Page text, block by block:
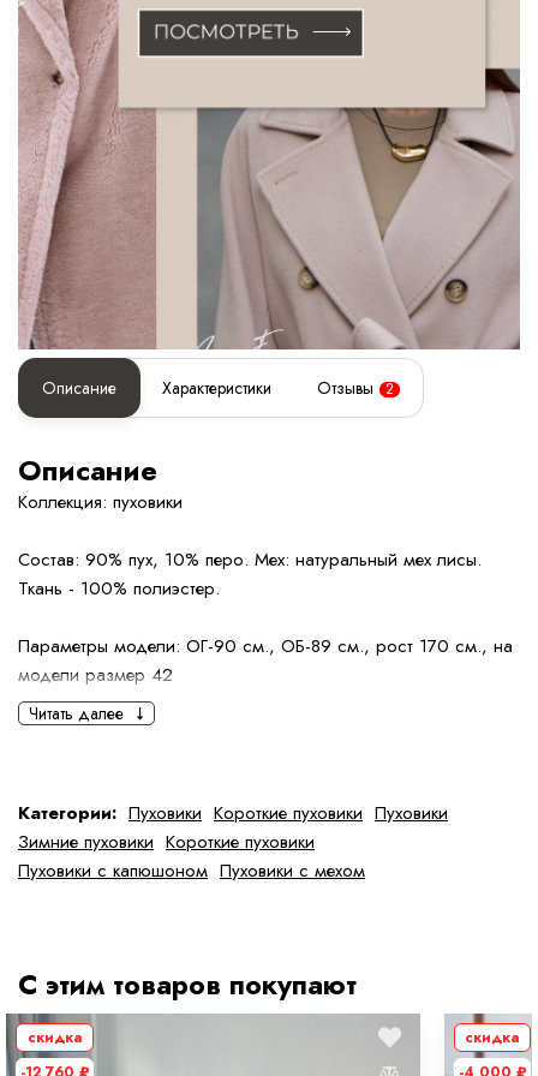
Описание Характеристики Отзывы 2
Описание
Коллекция: пуховики
Состав: 90% пух, 10% перо. Мех: натуральный мех лисы.
Ткань - 100% полиэстер.
Параметры модели: ОГ-90 см., ОБ-89 см., рост 170 см., на
модели размер 42
Читать далее
Категории: Пуховики Короткие пуховики Пуховики
Зимние пуховики Короткие пуховики
Пуховики с капюшоном Пуховики с мехом
С этим товаров покупают
скидка
скидка